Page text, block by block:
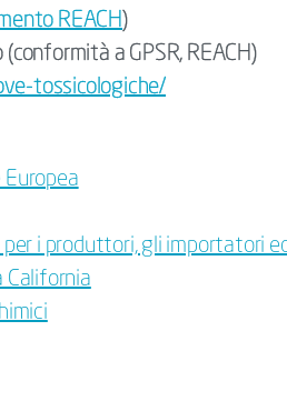
REACH)
a GPSR, REACH)
tossicologiche/
Europea
per i produttori, gli importatori
California